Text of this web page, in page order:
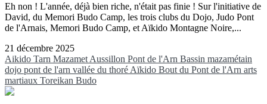
Eh non ! L'année, déjà bien riche, n'était pas finie ! Sur l'initiative de
David, du Memori Budo Camp, les trois clubs du Dojo, Judo Pont
de l'Arnais, Memori Budo Camp, et Aïkido Montagne Noire,...
21 décembre 2025
Aikido Tarn Mazamet Aussillon Pont de l'Arn Bassin mazamétain
dojo pont de l'arn vallée du thoré Aïkido Bout du Pont de l'Arn arts
martiaux Toreikan Budo